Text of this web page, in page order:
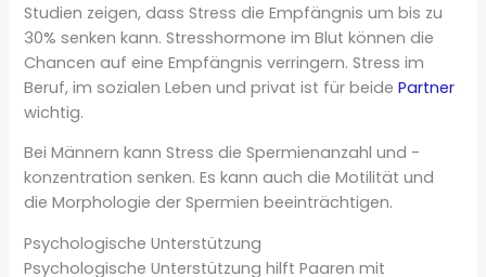
Studien zeigen, dass Stress die Empfängnis um bis zu
30% senken kann. Stresshormone im Blut können die
Chancen auf eine Empfängnis verringern. Stress im
Beruf, im sozialen Leben und privat ist für beidePartner
wichtig.
Bei Männern kann Stress die Spermienanzahl und -
konzentration senken. Es kann auch die Motilität und
die Morphologie der Spermien beeinträchtigen.
Psychologische Unterstützung
Psychologische Unterstützung hilft Paaren mit